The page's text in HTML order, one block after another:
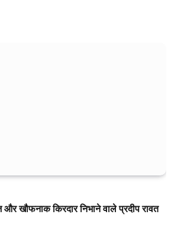
खौफनाक किरदार निभाने वाले प्रदीप रावत